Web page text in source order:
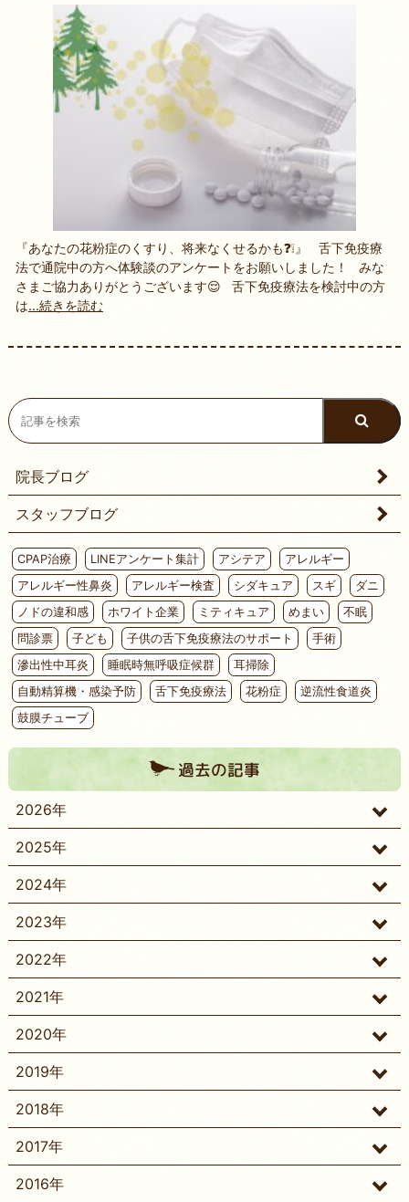
『あなたの花粉症のくすり、将来なくせるかも❓❕』 舌下免疫療
法で通院中の方へ体験談のアンケートをお願いしました！ みな
さまご協力ありがとうございます😌 舌下免疫療法を検討中の方
は...続きを読む
院長ブログ
スタッフブログ
CPAP治療 LINEアンケート集計 アシテア
アレルギー
アレルギー性鼻炎
アレルギー検査 シダキュア スギ
ダニ
ノドの違和感
ホワイト企業 ミティキュア めまい
不眠
問診票
子ども 子供の舌下免疫療法のサポート
手術
滲出性中耳炎
睡眠時無呼吸症候群
耳掃除
自動精算機・感染予防
舌下免疫療法 花粉症
逆流性食道炎
鼓膜チューブ
過去の記事
2026年
2025年
2024年
2023年
2022年
2021年
2020年
2019年
2018年
2017年
2016年